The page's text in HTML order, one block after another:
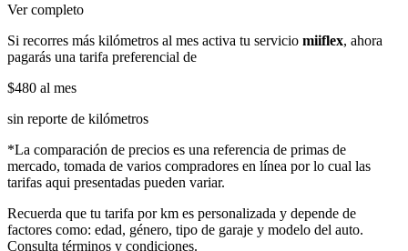
Ver completo
Si recorres más kilómetros al mes activa tu servicio miiflex, ahora
pagarás una tarifa preferencial de
$480 al mes
sin reporte de kilómetros
*La comparación de precios es una referencia de primas de
mercado, tomada de varios compradores en línea por lo cual las
tarifas aqui presentadas pueden variar.
Recuerda que tu tarifa por km es personalizada y depende de
factores como: edad, género, tipo de garaje y modelo del auto.
Consulta términos y condiciones.